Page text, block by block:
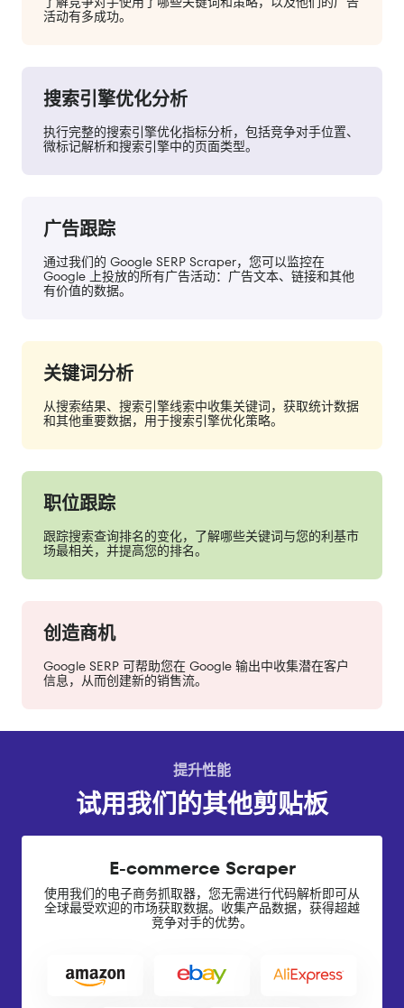
活动有多成功。
搜索引擎优化分析
执行完整的搜索引擎优化指标分析，包括竞争对手位置、
微标记解析和搜索引擎中的页面类型。
广告跟踪
通过我们的 Google SERP Scraper，您可以监控在
Google 上投放的所有广告活动：广告文本、链接和其他
有价值的数据。
关键词分析
从搜索结果、搜索引擎线索中收集关键词，获取统计数据
和其他重要数据，用于搜索引擎优化策略。
职位跟踪
跟踪搜索查询排名的变化，了解哪些关键词与您的利基市
场最相关，并提高您的排名。
创造商机
Google SERP 可帮助您在 Google 输出中收集潜在客户
信息，从而创建新的销售流。
提升性能
试用我们的其他剪贴板
E-commerce Scraper
使用我们的电子商务抓取器，您无需进行代码解析即可从
全球最受欢迎的市场获取数据。收集产品数据，获得超越
竞争对手的优势。